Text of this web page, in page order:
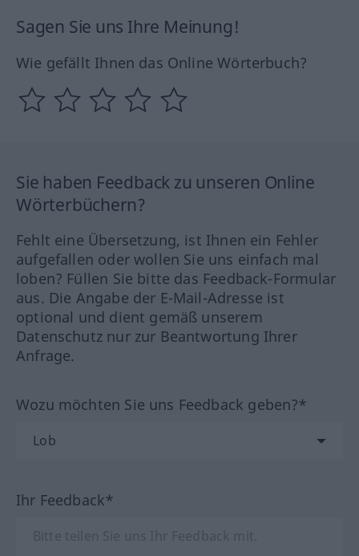
Sagen Sie uns Ihre Meinung!
Wie gefällt Ihnen das Online Wörterbuch?
Sie haben Feedback zu unseren Online
Wörterbüchern?
Fehlt eine Übersetzung, ist Ihnen ein Fehler
aufgefallen oder wollen Sie uns einfach mal
loben? Füllen Sie bitte das Feedback-Formular
aus. Die Angabe der E-Mail-Adresse ist
optional und dient gemäß unserem
Datenschutz nur zur Beantwortung Ihrer
Anfrage.
Wozu möchten Sie uns Feedback geben?*
Ihr Feedback*